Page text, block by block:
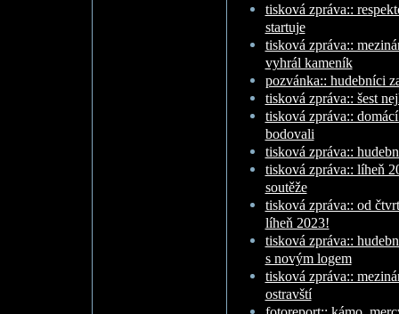
tisková zpráva::
startuje
tisková zpráva::
vyhrál kameník
pozvánka:: hudebníci
tisková zpráva:: šest
tisková zpráva::
bodovali
tisková zpráva::
tisková zpráva:: líheň
soutěže
tisková zpráva:: od
líheň 2023!
tisková zpráva::
s novým logem
tisková zpráva::
ostravští